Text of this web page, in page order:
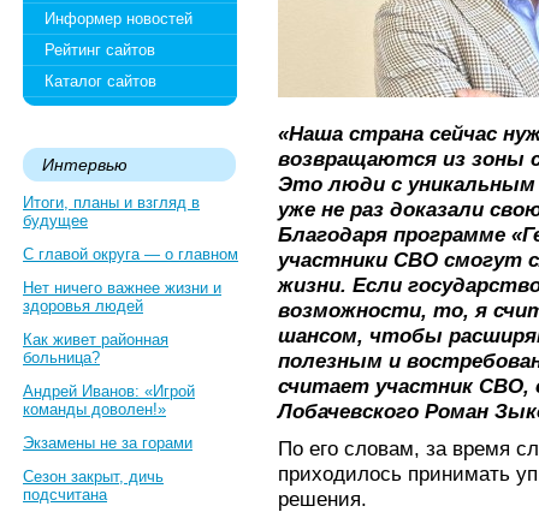
Информер новостей
Рейтинг сайтов
Каталог сайтов
Интервью
Итоги, планы и взгляд в
будущее
С главой округа — о главном
Нет ничего важнее жизни и
здоровья людей
Как живет районная
больница?
Андрей Иванов: «Игрой
команды доволен!»
Экзамены не за горами
Сезон закрыт, дичь
подсчитана
«Наша страна сейчас
возвращаются из зоны
Это люди с
уже не раз доказали
Благодаря программе
участники СВО смогут
жизни. Если
возможности, то, я
шансом, чтобы
полезным и
считает участник СВО,
Лобачевского Роман
По его словам, за время
приходилось принимать
решения.